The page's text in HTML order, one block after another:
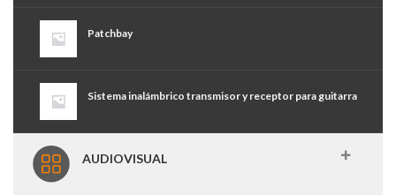
Patchbay
Sistema inalámbrico transmisor y receptor para guitarra
AUDIOVISUAL